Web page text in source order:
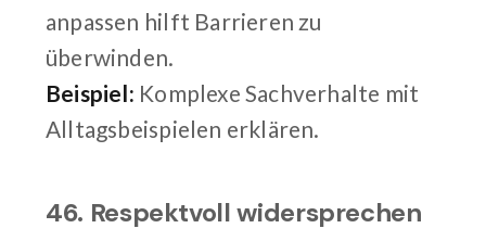
anpassen hilft Barrieren zu
überwinden.
Beispiel: Komplexe Sachverhalte mit
Alltagsbeispielen erklären.
46. Respektvoll widersprechen